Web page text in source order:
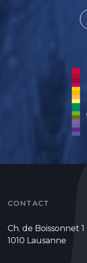
CONTACT
Ch. de Boissonnet 1
1010 Lausanne